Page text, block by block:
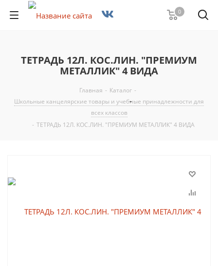
0
ТЕТРАДЬ 12Л. КОС.ЛИН. "ПРЕМИУМ
МЕТАЛЛИК" 4 ВИДА
Главная - Каталог -
Школьные канцелярские товары и учебные принадлежности для
всех классов
- ТЕТРАДЬ 12Л. КОС.ЛИН. "ПРЕМИУМ МЕТАЛЛИК" 4 ВИДА